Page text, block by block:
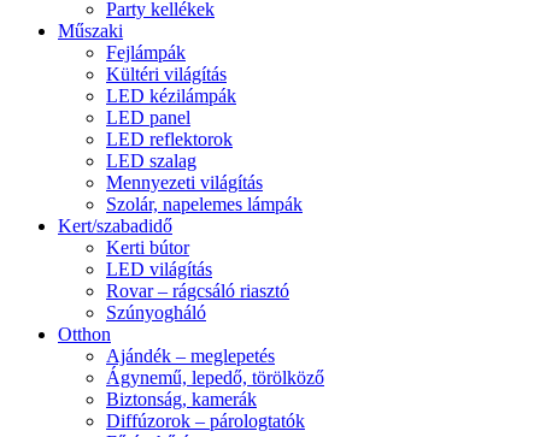
Party kellékek
Műszaki
Fejlámpák
Kültéri világítás
LED kézilámpák
LED panel
LED reflektorok
LED szalag
Mennyezeti világítás
Szolár, napelemes lámpák
Kert/szabadidő
Kerti bútor
LED világítás
Rovar – rágcsáló riasztó
Szúnyogháló
Otthon
Ajándék – meglepetés
Ágynemű, lepedő, törölköző
Biztonság, kamerák
Diffúzorok – párologtatók